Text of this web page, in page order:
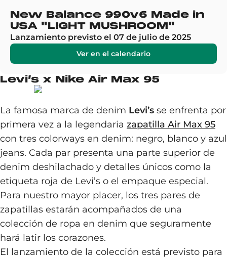
New Balance 990v6 Made in
USA "LIGHT MUSHROOM"
Lanzamiento previsto el 07 de julio de 2025
Ver en el calendario
Levi’s x Nike Air Max 95
La famosa marca de denim Levi’s se enfrenta por
primera vez a la legendaria zapatilla Air Max 95
con tres colorways en denim: negro, blanco y azul
jeans. Cada par presenta una parte superior de
denim deshilachado y detalles únicos como la
etiqueta roja de Levi’s o el empaque especial.
Para nuestro mayor placer, los tres pares de
zapatillas estarán acompañados de una
colección de ropa en denim que seguramente
hará latir los corazones.
El lanzamiento de la colección está previsto para